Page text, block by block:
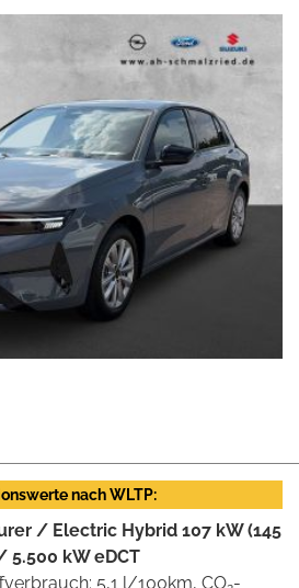
nach WLTP:
/ Electric Hybrid 107 kW (145
5.500 kW eDCT
5,1 l/100km, CO -